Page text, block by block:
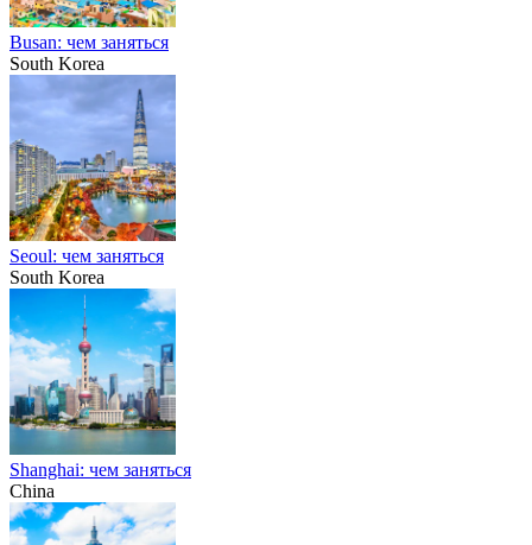
Busan: чем заняться
South Korea
Seoul: чем заняться
South Korea
Shanghai: чем заняться
China